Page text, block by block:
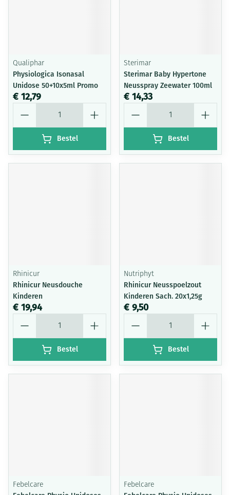
Qualiphar
Physiologica Isonasal
Unidose 50+10x5ml Promo
€ 12,79
Bestel
Sterimar
Sterimar Baby Hypertone
Neusspray Zeewater 100ml
€ 14,33
Bestel
Rhinicur
Rhinicur Neusdouche
Kinderen
€ 19,94
Bestel
Nutriphyt
Rhinicur Neusspoelzout
Kinderen Sach. 20x1,25g
€ 9,50
Bestel
Febelcare Febelcare